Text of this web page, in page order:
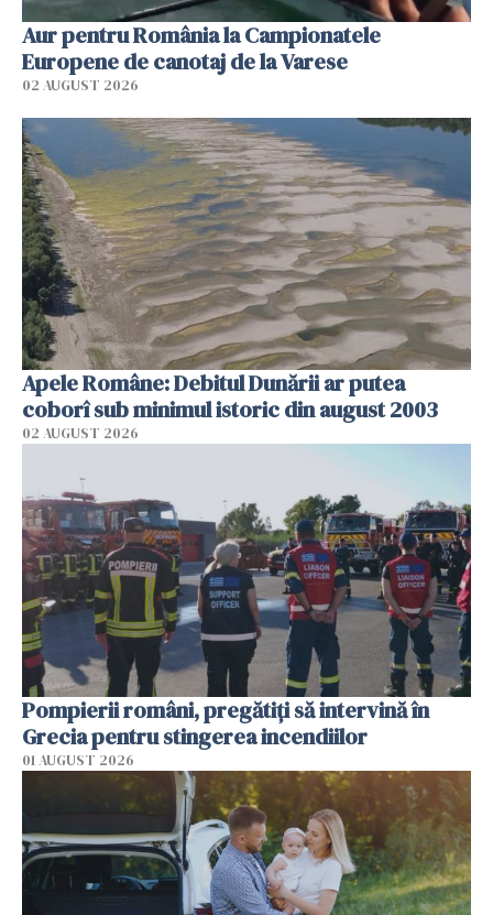
Aur pentru România la Campionatele
Europene de canotaj de la Varese
02 AUGUST 2026
Apele Române: Debitul Dunării ar putea
coborî sub minimul istoric din august 2003
02 AUGUST 2026
Pompierii români, pregătiţi să intervină în
Grecia pentru stingerea incendiilor
01 AUGUST 2026